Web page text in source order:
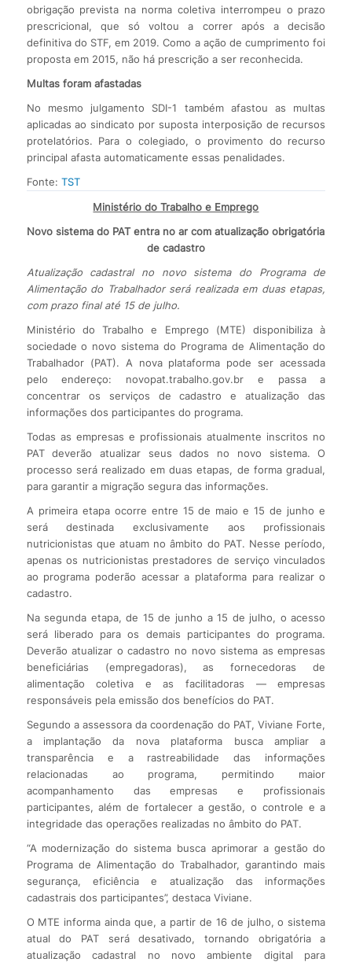
obrigação prevista na norma coletiva interrompeu o prazo
prescricional, que só voltou a correr após a decisão
definitiva do STF, em 2019. Como a ação de cumprimento foi
proposta em 2015, não há prescrição a ser reconhecida.
Multas foram afastadas
No mesmo julgamento SDI-1 também afastou as multas
aplicadas ao sindicato por suposta interposição de recursos
protelatórios. Para o colegiado, o provimento do recurso
principal afasta automaticamente essas penalidades.
Fonte: TST
Ministério do Trabalho e Emprego
Novo sistema do PAT entra no ar com atualização obrigatória
de cadastro
Atualização cadastral no novo sistema do Programa de
Alimentação do Trabalhador será realizada em duas etapas,
com prazo final até 15 de julho.
Ministério do Trabalho e Emprego (MTE) disponibiliza à
sociedade o novo sistema do Programa de Alimentação do
Trabalhador (PAT). A nova plataforma pode ser acessada
pelo endereço: novopat.trabalho.gov.br e passa a
concentrar os serviços de cadastro e atualização das
informações dos participantes do programa.
Todas as empresas e profissionais atualmente inscritos no
PAT deverão atualizar seus dados no novo sistema. O
processo será realizado em duas etapas, de forma gradual,
para garantir a migração segura das informações.
A primeira etapa ocorre entre 15 de maio e 15 de junho e
será destinada exclusivamente aos profissionais
nutricionistas que atuam no âmbito do PAT. Nesse período,
apenas os nutricionistas prestadores de serviço vinculados
ao programa poderão acessar a plataforma para realizar o
cadastro.
Na segunda etapa, de 15 de junho a 15 de julho, o acesso
será liberado para os demais participantes do programa.
Deverão atualizar o cadastro no novo sistema as empresas
beneficiárias (empregadoras), as fornecedoras de
alimentação coletiva e as facilitadoras — empresas
responsáveis pela emissão dos benefícios do PAT.
Segundo a assessora da coordenação do PAT, Viviane Forte,
a implantação da nova plataforma busca ampliar a
transparência e a rastreabilidade das informações
relacionadas ao programa, permitindo maior
acompanhamento das empresas e profissionais
participantes, além de fortalecer a gestão, o controle e a
integridade das operações realizadas no âmbito do PAT.
“A modernização do sistema busca aprimorar a gestão do
Programa de Alimentação do Trabalhador, garantindo mais
segurança, eficiência e atualização das informações
cadastrais dos participantes”, destaca Viviane.
O MTE informa ainda que, a partir de 16 de julho, o sistema
atual do PAT será desativado, tornando obrigatória a
atualização cadastral no novo ambiente digital para